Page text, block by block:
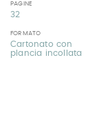
PAGINE
32
FORMATO
Cartonato con
plancia incollata